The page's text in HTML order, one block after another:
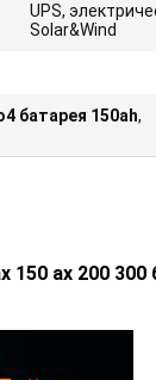
UPS,
Solar&Wind
батарея 150ah,
150 ах 200